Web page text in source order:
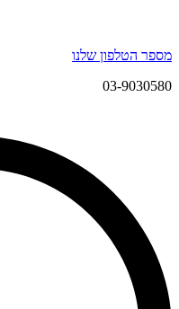
מספר הטלפון שלנו
03-9030580